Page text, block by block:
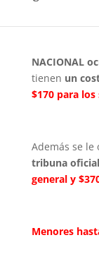
NACIONAL
tienen un
$170 para los
Además se le
tribuna oficial
general y
Menores